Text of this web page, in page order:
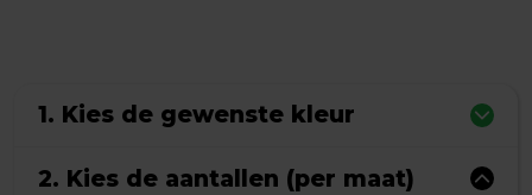
1. Kies de gewenste kleur
2. Kies de aantallen (per maat)